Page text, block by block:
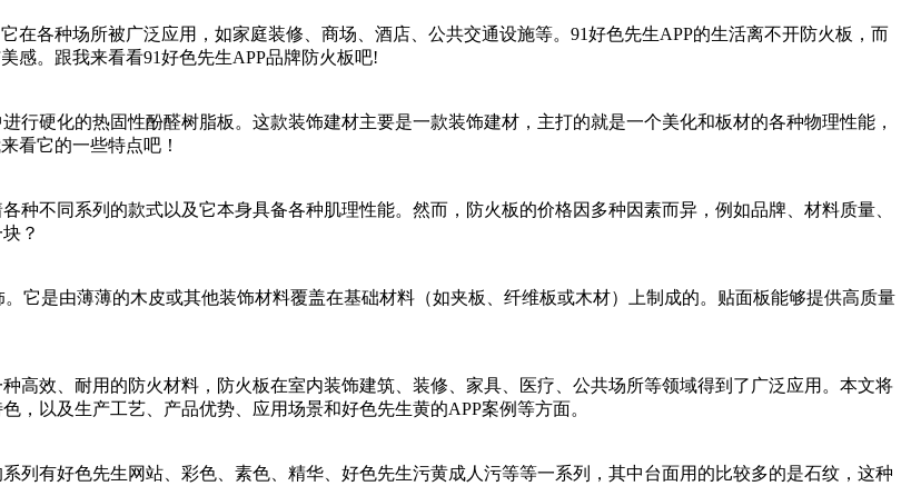
种场所被广泛应用，如家庭装修、商场、酒店、公共交通设施等。91好色先生APP的生活离不开防火板，而
。跟我来看看91好色先生APP品牌防火板吧!
化的热固性酚醛树脂板。这款装饰建材主要是一款装饰建材，主打的就是一个美化和板材的各种物理性能，
它的一些特点吧！
同系列的款式以及它本身具备各种肌理性能。然而，防火板的价格因多种因素而异，例如品牌、材料质量、
？
。它是由薄薄的木皮或其他装饰材料覆盖在基础材料（如夹板、纤维板或木材）上制成的。贴面板能够提供高质量
、耐用的防火材料，防火板在室内装饰建筑、装修、家具、医疗、公共场所等领域得到了广泛应用。本文将
，以及生产工艺、产品优势、应用场景和好色先生黄的APP案例等方面。
好色先生网站、彩色、素色、精华、好色先生污黄成人污等等一系列，其中台面用的比较多的是石纹，这种